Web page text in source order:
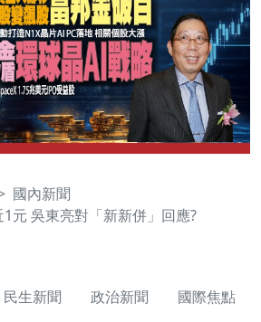
國內新聞
元 吳東亮對「新新併」回應?
民生新聞 政治新聞
國際焦點